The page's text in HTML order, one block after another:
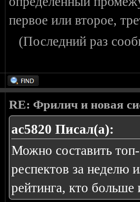
первое или второе,
(Последний раз
RE: Фрилич и новая
ac5820 Писал(а):
Можно составить
респектов за неделю
рейтинга, кто больше